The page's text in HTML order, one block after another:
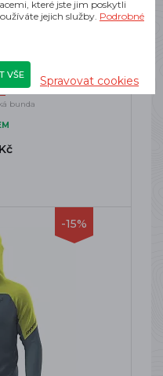
JACKET W ICE
bunda
-15%
které jste jim poskytli
jejich služby. Podrobné
VŠE Spravovat cookies